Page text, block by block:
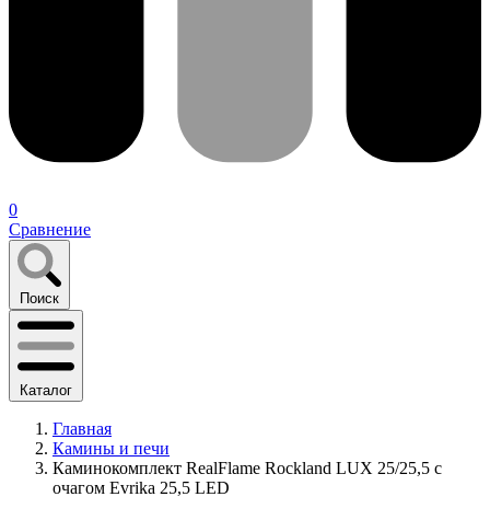
0
Сравнение
Поиск
Каталог
Главная
Камины и печи
Каминокомплект RealFlame Rockland LUX 25/25,5 с
очагом Evrika 25,5 LED